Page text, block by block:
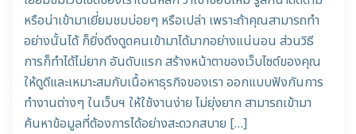
หรือน่าเข้ามาเยี่ยมชมบ่อยๆ หรือเปล่า เพราะถ้าคุณสามารถทำ
อย่างนั้นได้ ก็ยิ่งดึงดูดคนเข้ามาได้มากอย่างแน่นอน ส่วนวิธี
การก็ทำได้ไม่ยาก อันดับแรก สร้างหน้าตาของเว็บไซต์ของคุณ
ให้ดูดีและเหมาะสมกับเนื้อหาธุรกิจของเรา ออกแบบฟังกันการ
ทำงานต่างๆ ในเว็บฯ ให้ใช้งานง่าย ไม่ยุ่งยาก สามารถเข้ามา
ค้นหาข้อมูลที่ต้องการได้อย่างสะดวกสบาย […]